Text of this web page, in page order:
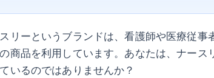
リーというブランドは、看護師や医療従
商品を利用しています。あなたは、ナー
いるのではありませんか？